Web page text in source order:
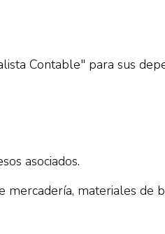
Contable" para sus
asociados.
materiales de